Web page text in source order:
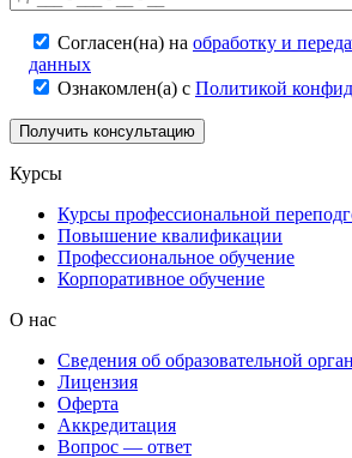
Согласен(на) на обработку и
данных
Ознакомлен(а) с Политикой
Курсы
Курсы профессиональной
Повышение квалификации
Профессиональное обучение
Корпоративное обучение
О нас
Сведения об образовательной
Лицензия
Оферта
Аккредитация
Вопрос — ответ